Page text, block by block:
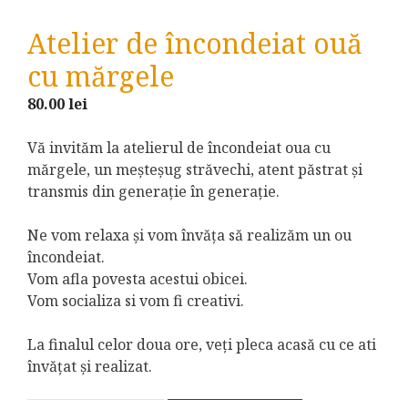
Atelier de încondeiat ouă
cu mărgele
80.00lei
Vă invităm la atelierul de încondeiat oua cu
mărgele, un meșteșug străvechi, atent păstrat și
transmis din generație în generație.
Ne vom relaxa și vom învăța să realizăm un ou
încondeiat.
Vom afla povesta acestui obicei.
Vom socializa si vom fi creativi.
La finalul celor doua ore, veți pleca acasă cu ce ati
învățat și realizat.